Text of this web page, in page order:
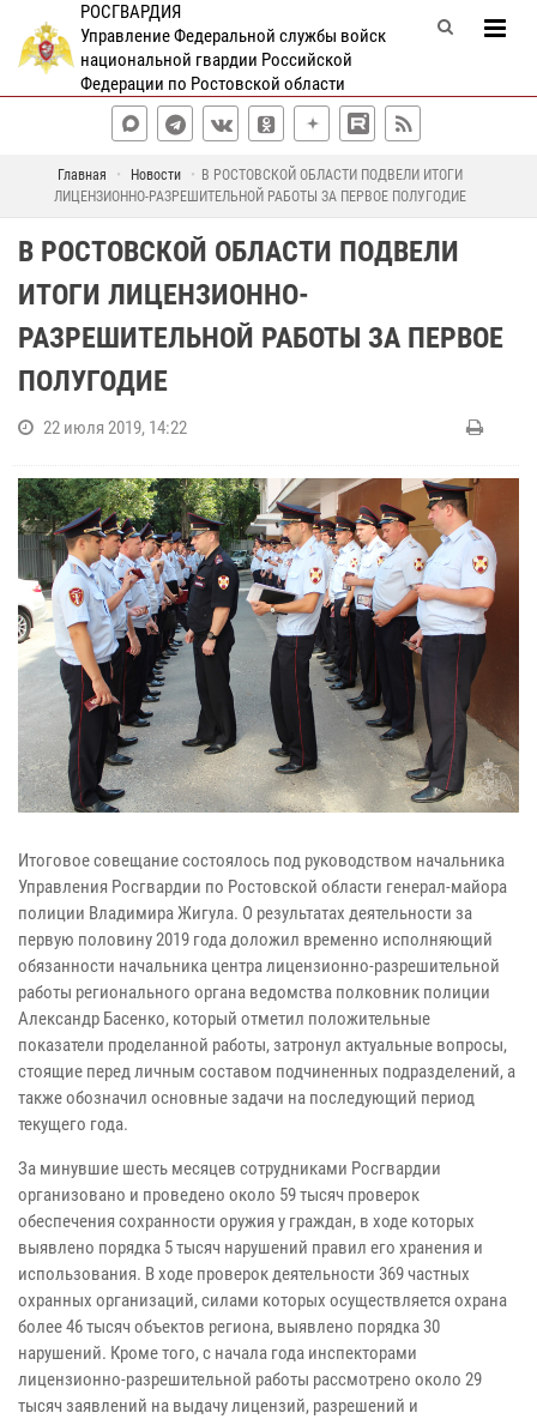
РОСГВАРДИЯ
Управление Федеральной службы войск
национальной гвардии Российской
Федерации по Ростовской области
Главная Новости
В РОСТОВСКОЙ ОБЛАСТИ ПОДВЕЛИ ИТОГИ
ЛИЦЕНЗИОННО-РАЗРЕШИТЕЛЬНОЙ РАБОТЫ ЗА ПЕРВОЕ ПОЛУГОДИЕ
В РОСТОВСКОЙ ОБЛАСТИ ПОДВЕЛИ
ИТОГИ ЛИЦЕНЗИОННО-
РАЗРЕШИТЕЛЬНОЙ РАБОТЫ ЗА ПЕРВОЕ
ПОЛУГОДИЕ
22 июля 2019, 14:22
Итоговое совещание состоялось под руководством начальника
Управления Росгвардии по Ростовской области генерал-майора
полиции Владимира Жигула. О результатах деятельности за
первую половину 2019 года доложил временно исполняющий
обязанности начальника центра лицензионно-разрешительной
работы регионального органа ведомства полковник полиции
Александр Басенко, который отметил положительные
показатели проделанной работы, затронул актуальные вопросы,
стоящие перед личным составом подчиненных подразделений, а
также обозначил основные задачи на последующий период
текущего года.
За минувшие шесть месяцев сотрудниками Росгвардии
организовано и проведено около 59 тысяч проверок
обеспечения сохранности оружия у граждан, в ходе которых
выявлено порядка 5 тысяч нарушений правил его хранения и
использования. В ходе проверок деятельности 369 частных
охранных организаций, силами которых осуществляется охрана
более 46 тысяч объектов региона, выявлено порядка 30
нарушений. Кроме того, с начала года инспекторами
лицензионно-разрешительной работы рассмотрено около 29
тысяч заявлений на выдачу лицензий, разрешений и